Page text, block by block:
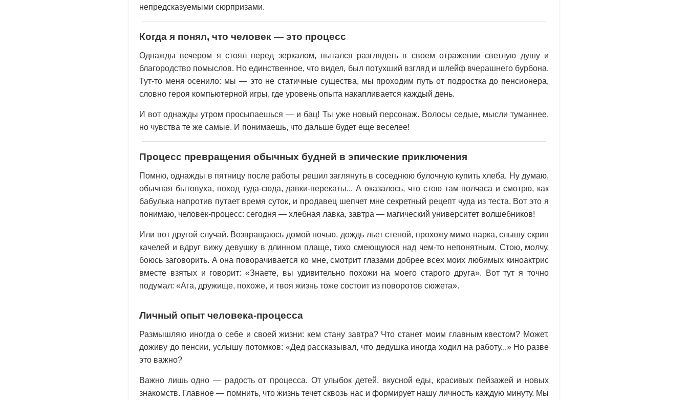
непредсказуемыми сюрпризами.
Когда я понял, что человек — это процесс
Однажды вечером я стоял перед зеркалом, пытался разглядеть в своем отражении светлую душу и
благородство помыслов. Но единственное, что видел, был потухший взгляд и шлейф вчерашнего бурбона.
Тут-то меня осенило: мы — это не статичные существа, мы проходим путь от подростка до пенсионера,
словно героя компьютерной игры, где уровень опыта накапливается каждый день.
И вот однажды утром просыпаешься — и бац! Ты уже новый персонаж. Волосы седые, мысли туманнее,
но чувства те же самые. И понимаешь, что дальше будет еще веселее!
Процесс превращения обычных будней в эпические приключения
Помню, однажды в пятницу после работы решил заглянуть в соседнюю булочную купить хлеба. Ну думаю,
обычная бытовуха, поход туда-сюда, давки-перекаты... А оказалось, что стою там полчаса и смотрю, как
бабулька напротив путает время суток, и продавец шепчет мне секретный рецепт чуда из теста. Вот это я
понимаю, человек-процесс: сегодня — хлебная лавка, завтра — магический университет волшебников!
Или вот другой случай. Возвращаюсь домой ночью, дождь льет стеной, прохожу мимо парка, слышу скрип
качелей и вдруг вижу девушку в длинном плаще, тихо смеющуюся над чем-то непонятным. Стою, молчу,
боюсь заговорить. А она поворачивается ко мне, смотрит глазами добрее всех моих любимых киноактрис
вместе взятых и говорит: «Знаете, вы удивительно похожи на моего старого друга». Вот тут я точно
подумал: «Ага, дружище, похоже, и твоя жизнь тоже состоит из поворотов сюжета».
Личный опыт человека-процесса
Размышляю иногда о себе и своей жизни: кем стану завтра? Что станет моим главным квестом? Может,
доживу до пенсии, услышу потомков: «Дед рассказывал, что дедушка иногда ходил на работу...» Но разве
это важно?
Важно лишь одно — радость от процесса. От улыбок детей, вкусной еды, красивых пейзажей и новых
знакомств. Главное — помнить, что жизнь течет сквозь нас и формирует нашу личность каждую минуту. Мы